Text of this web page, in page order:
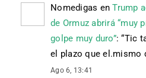
Nomedigas enTrump
de Ormuz abrirá “muy
golpe muy duro”: “Tic
el plazo que el.mismo
Ago 6, 13:41